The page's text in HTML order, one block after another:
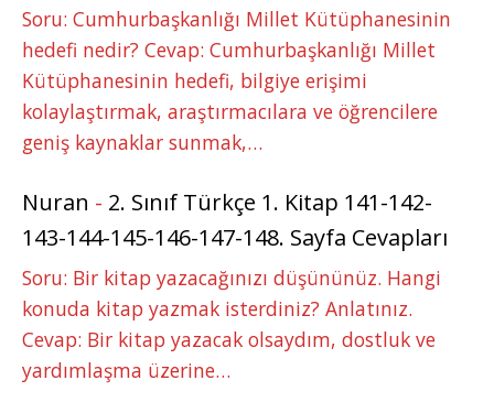
Soru: Cumhurbaşkanlığı Millet Kütüphanesinin
hedefi nedir? Cevap: Cumhurbaşkanlığı Millet
Kütüphanesinin hedefi, bilgiye erişimi
kolaylaştırmak, araştırmacılara ve öğrencilere
geniş kaynaklar sunmak,…
Nuran - 2. Sınıf Türkçe 1. Kitap 141-142-
143-144-145-146-147-148. Sayfa Cevapları
Soru: Bir kitap yazacağınızı düşününüz. Hangi
konuda kitap yazmak isterdiniz? Anlatınız.
Cevap: Bir kitap yazacak olsaydım, dostluk ve
yardımlaşma üzerine…